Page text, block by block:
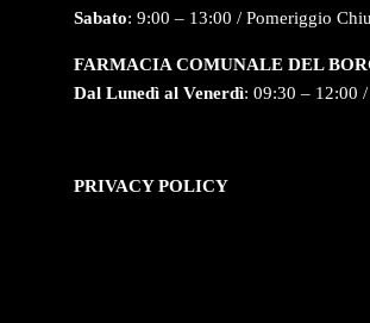
Sabato: 9:00 – 13:00 / Pomeriggio
FARMACIA COMUNALE DEL
Dal Lunedì al Venerdì: 09:30 – 12:00
PRIVACY POLICY